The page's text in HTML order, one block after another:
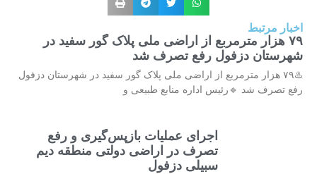
اخبار مرتبط
۷۹ هزار مترمربع از اراضی ملی پلاک گور سفید در
شهرستان دزفول رفع تصرف شد
♨️۷۹ هزار مترمربع از اراضی ملی پلاک گور سفید در شهرستان دزفول
رفع تصرف شد 🔹رئیس اداره منابع طبیعی و
اجرای عملیات بازپس‌گیری و رفع
تصرف در اراضی دولتی منطقه دیم
سبیلی دزفول